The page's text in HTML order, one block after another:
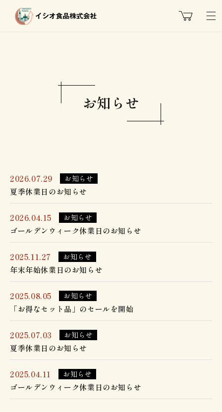
ンツに
進む
ー
お知らせ
2026.07.29 お知らせ
夏季休業日のお知らせ
2026.04.15 お知らせ
ゴールデンウィーク休業日のお知らせ
2025.11.27 お知らせ
年末年始休業日のお知らせ
2025.08.05 お知らせ
「お得なセット品」のセールを開始
2025.07.03 お知らせ
夏季休業日のお知らせ
2025.04.11 お知らせ
ゴールデンウィーク休業日のお知らせ